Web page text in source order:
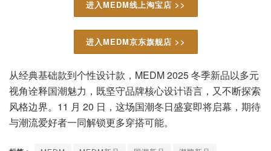
进入MEDM线上淘宝店 >>
进入MEDM京东旗舰店 >>
从经典基础款到个性设计款，MEDM 2025 冬季新品以多元
视角诠释国潮魅力，既坚守品牌核心设计语言，又不断探索
风格边界。11 月 20 日，这场国潮冬日盛宴即将启幕，期待
与潮流爱好者一同解锁更多穿搭可能。